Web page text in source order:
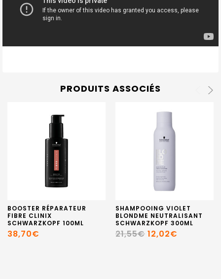
PRODUITS ASSOCIÉS
BOOSTER RÉPARATEUR
FIBRE CLINIX
SCHWARZKOPF 100ML
38,70€
SHAMPOOING VIOLET
BLONDME NEUTRALISANT
SCHWARZKOPF 300ML
21,55€ 12,02€